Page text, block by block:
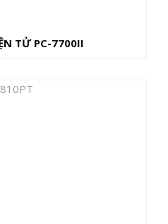
TỬ PC-7700II